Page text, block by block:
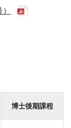
博士後期課程